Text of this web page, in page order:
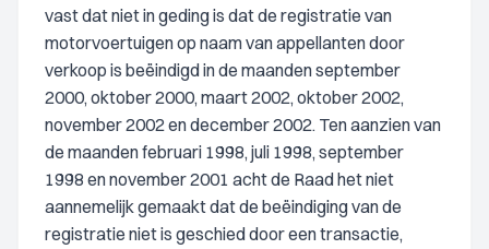
vast dat niet in geding is dat de registratie van
motorvoertuigen op naam van appellanten door
verkoop is beëindigd in de maanden september
2000, oktober 2000, maart 2002, oktober 2002,
november 2002 en december 2002. Ten aanzien van
de maanden februari 1998, juli 1998, september
1998 en november 2001 acht de Raad het niet
aannemelijk gemaakt dat de beëindiging van de
registratie niet is geschied door een transactie,